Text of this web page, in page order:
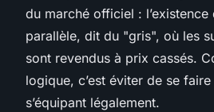
du marché officiel : l’existence
parallèle, dit du "gris", où les
sont revendus à prix cassés.
logique, c’est éviter de se
s’équipant légalement.